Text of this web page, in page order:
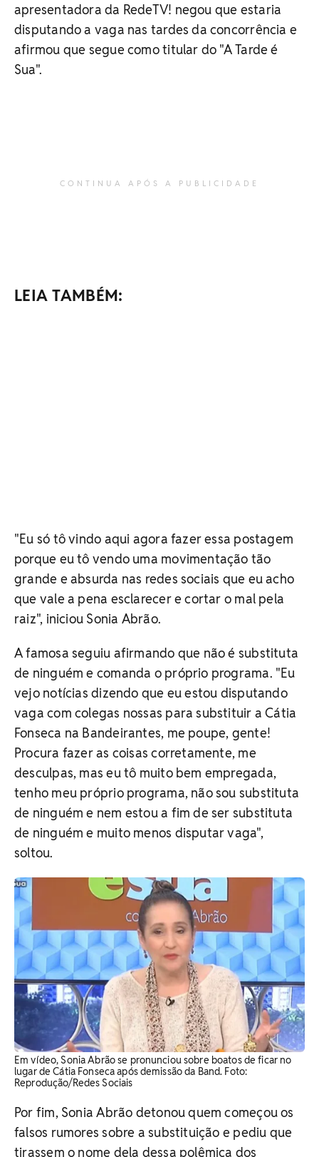
apresentadora da RedeTV! negou que estaria
disputando a vaga nas tardes da concorrência e
afirmou que segue como titular do "A Tarde é
Sua".
CONTINUA APÓS A PUBLICIDADE
LEIA TAMBÉM:
"Eu só tô vindo aqui agora fazer essa postagem
porque eu tô vendo uma movimentação tão
grande e absurda nas redes sociais que eu acho
que vale a pena esclarecer e cortar o mal pela
raiz", iniciou Sonia Abrão.
A famosa seguiu afirmando que não é substituta
de ninguém e comanda o próprio programa. "Eu
vejo notícias dizendo que eu estou disputando
vaga com colegas nossas para substituir a Cátia
Fonseca na Bandeirantes, me poupe, gente!
Procura fazer as coisas corretamente, me
desculpas, mas eu tô muito bem empregada,
tenho meu próprio programa, não sou substituta
de ninguém e nem estou a fim de ser substituta
de ninguém e muito menos disputar vaga",
soltou.
Em vídeo, Sonia Abrão se pronunciou sobre boatos de ficar no
lugar de Cátia Fonseca após demissão da Band. Foto:
Reprodução/Redes Sociais
Por fim, Sonia Abrão detonou quem começou os
falsos rumores sobre a substituição e pediu que
tirassem o nome dela dessa polêmica dos